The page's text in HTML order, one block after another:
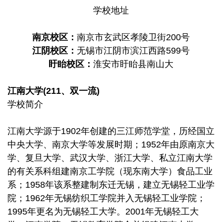
学校地址
南京校区： 南京市玄武区孝陵卫街200号
江阴校区： 无锡市江阴市滨江西路599号
盱眙校区： 淮安市盱眙县南山大
江南大学(211、双一流)
学校简介
江南大学源于1902年创建的三江师范学堂，历经国立
中央大学、南京大学等发展时期；1952年由原南京大
学、复旦大学、武汉大学、浙江大学、私立江南大学
的有关系科组建南京工学院（现东南大学）食品工业
系；1958年该系整建制东迁无锡，建立无锡轻工业学
院；1962年无锡纺织工学院并入无锡轻工业学院；
1995年更名为无锡轻工大学。2001年无锡轻工大